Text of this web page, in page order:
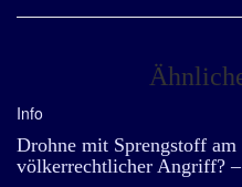
Info
Drohne mit Sprengstoff
völkerrechtlicher Angriff?